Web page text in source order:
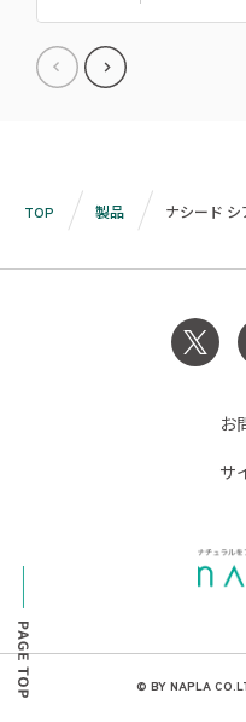
TOP 製品 ナシード
お
サ
© BY NAPLA